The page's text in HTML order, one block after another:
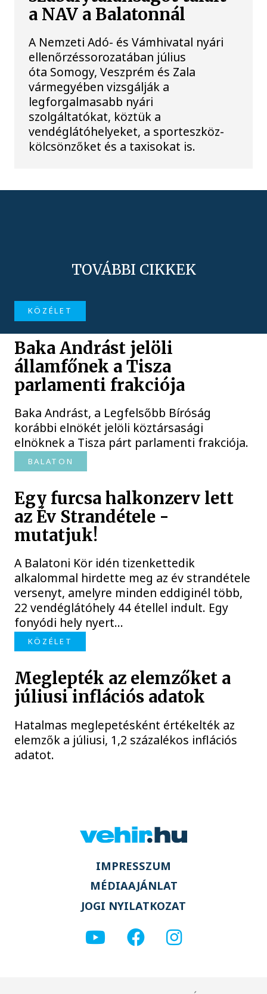
a NAV a Balatonnál
A Nemzeti Adó- és Vámhivatal nyári
ellenőrzéssorozatában július
óta Somogy, Veszprém és Zala
vármegyében vizsgálják a
legforgalmasabb nyári
szolgáltatókat, köztük a
vendéglátóhelyeket, a sporteszköz-
kölcsönzőket és a taxisokat is.
TOVÁBBI CIKKEK
KÖZÉLET
Baka Andrást jelöli
államfőnek a Tisza
parlamenti frakciója
Baka Andrást, a Legfelsőbb Bíróság
korábbi elnökét jelöli köztársasági
elnöknek a Tisza párt parlamenti frakciója.
BALATON
Egy furcsa halkonzerv lett
az Év Strandétele -
mutatjuk!
A Balatoni Kör idén tizenkettedik
alkalommal hirdette meg az év strandétele
versenyt, amelyre minden eddiginél több,
22 vendéglátóhely 44 étellel indult. Egy
fonyódi hely nyert...
KÖZÉLET
Meglepték az elemzőket a
júliusi inflációs adatok
Hatalmas meglepetésként értékelték az
elemzők a júliusi, 1,2 százalékos inflációs
adatot.
IMPRESSZUM
MÉDIAAJÁNLAT
JOGI NYILATKOZAT